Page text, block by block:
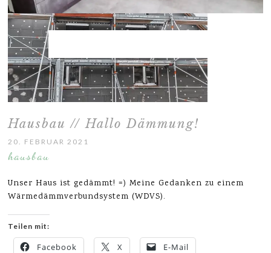
Hausbau // Hallo Dämmung!
20. FEBRUAR 2021
hausbau
Unser Haus ist gedämmt! =) Meine Gedanken zu einem
Wärmedämmverbundsystem (WDVS).
Teilen mit:
Facebook X E-Mail